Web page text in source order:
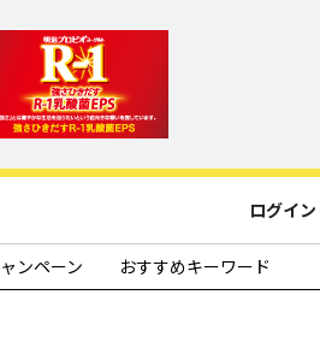
ログイン
ンペーン おすすめキーワード